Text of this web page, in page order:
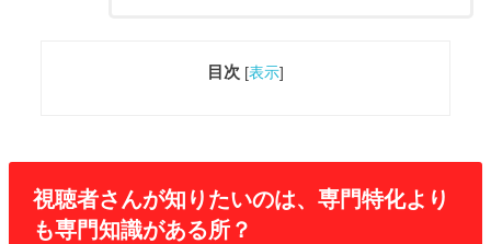
目次 [表示]
視聴者さんが知りたいのは、専門特化より
も専門知識がある所？